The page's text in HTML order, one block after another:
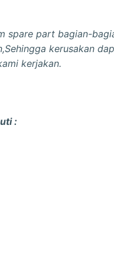
spare part bagian-
kerusakan
kerjakan.
: